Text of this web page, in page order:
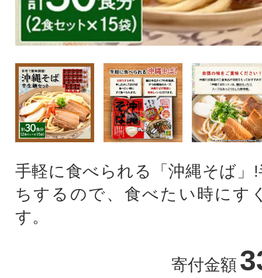
手軽に食べられる「沖縄そば」
ちするので、食べたい時にす
す。
寄付金額